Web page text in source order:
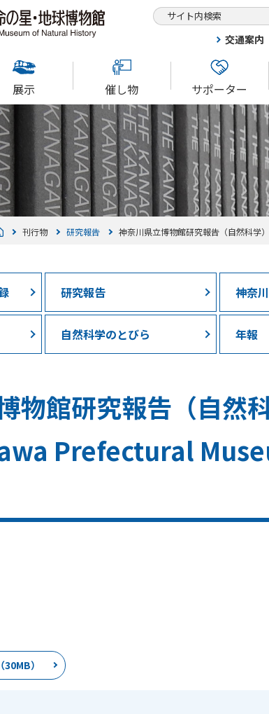
交通案内
展示 催し物 サポーター
刊行物 研究報告 神奈川県立博物館研究報告（自然科学
研究報告 神奈
自然科学のとびら 年報
物館研究報告（自
Prefectural
）